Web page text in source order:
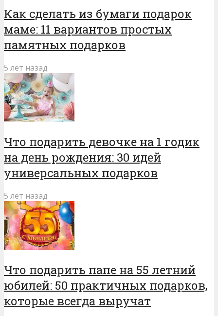
Как сделать из бумаги подарок
маме: 11 вариантов простых
памятных подарков
5 лет назад
Что подарить девочке на 1 годик
на день рождения: 30 идей
универсальных подарков
5 лет назад
Что подарить папе на 55 летний
юбилей: 50 практичных подарков,
которые всегда выручат